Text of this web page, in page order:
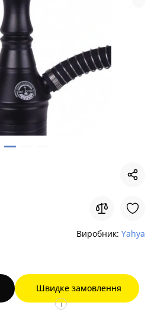
Виробник: Yahya
Швидке замовлення
i